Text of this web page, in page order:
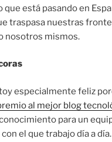
está pasando en
traspasa nuestras
nosotros mismos.
especialmente feliz
al mejor blog
para un
el que trabajo día a día.